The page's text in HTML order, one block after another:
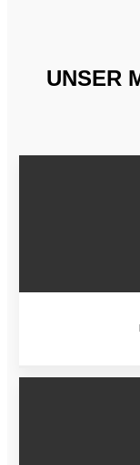
UNSER